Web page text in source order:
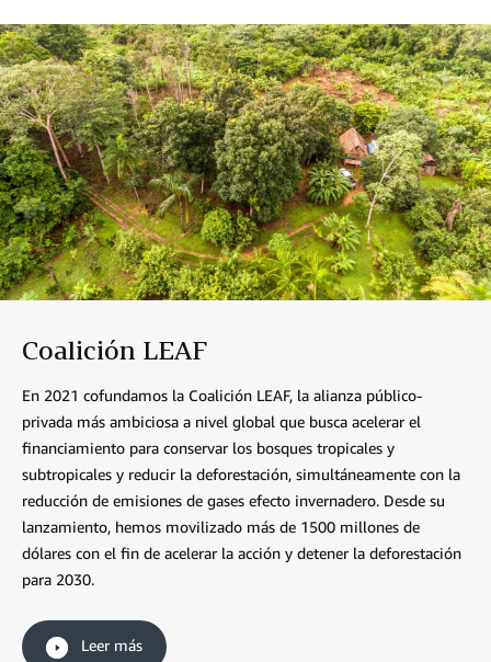
Coalición LEAF
En 2021 cofundamos la Coalición LEAF, la alianza público-
privada más ambiciosa a nivel global que busca acelerar el
financiamiento para conservar los bosques tropicales y
subtropicales y reducir la deforestación, simultáneamente con la
reducción de emisiones de gases efecto invernadero. Desde su
lanzamiento, hemos movilizado más de 1500 millones de
dólares con el fin de acelerar la acción y detener la deforestación
para 2030.
Leer más